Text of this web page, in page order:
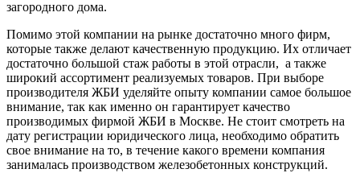
загородного дома.
Помимо этой компании на рынке достаточно много фирм,
которые также делают качественную продукцию. Их отличает
достаточно большой стаж работы в этой отрасли, а также
широкий ассортимент реализуемых товаров. При выборе
производителя ЖБИ уделяйте опыту компании самое большое
внимание, так как именно он гарантирует качество
производимых фирмой ЖБИ в Москве. Не стоит смотреть на
дату регистрации юридического лица, необходимо обратить
свое внимание на то, в течение какого времени компания
занималась производством железобетонных конструкций.